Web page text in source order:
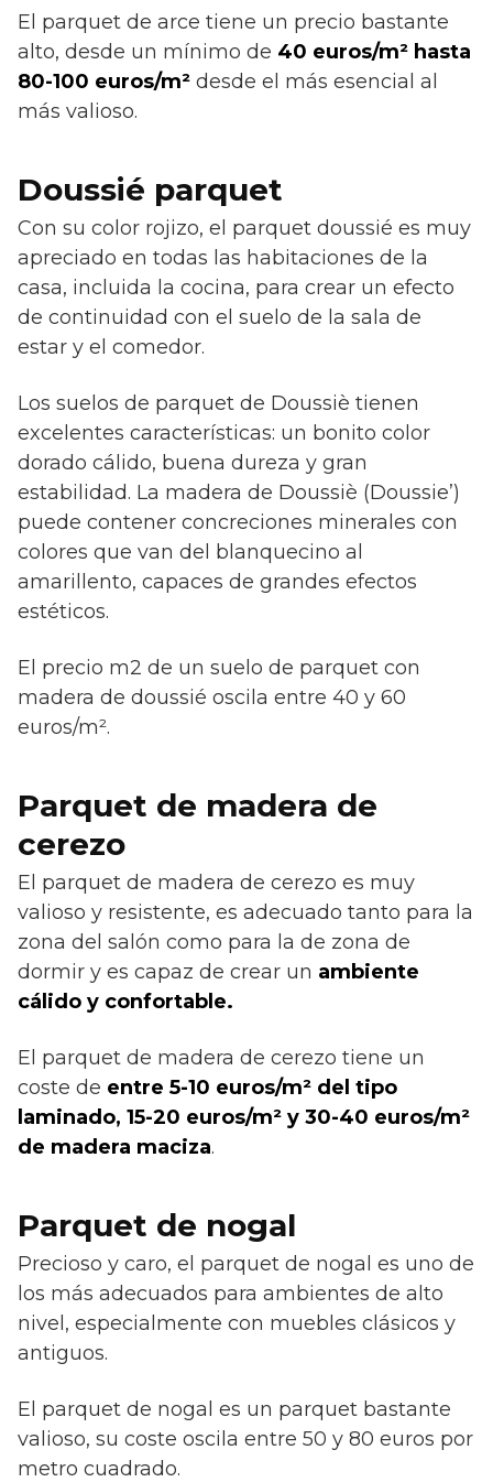
El parquet de arce tiene un precio bastante
alto, desde un mínimo de 40 euros/m² hasta
80-100 euros/m² desde el más esencial al
más valioso.
Doussié parquet
Con su color rojizo, el parquet doussié es muy
apreciado en todas las habitaciones de la
casa, incluida la cocina, para crear un efecto
de continuidad con el suelo de la sala de
estar y el comedor.
Los suelos de parquet de Doussiè tienen
excelentes características: un bonito color
dorado cálido, buena dureza y gran
estabilidad. La madera de Doussiè (Doussie’)
puede contener concreciones minerales con
colores que van del blanquecino al
amarillento, capaces de grandes efectos
estéticos.
El precio m2 de un suelo de parquet con
madera de doussié oscila entre 40 y 60
euros/m².
Parquet de madera de
cerezo
El parquet de madera de cerezo es muy
valioso y resistente, es adecuado tanto para la
zona del salón como para la de zona de
dormir y es capaz de crear un ambiente
cálido y confortable.
El parquet de madera de cerezo tiene un
coste de entre 5-10 euros/m² del tipo
laminado, 15-20 euros/m² y 30-40 euros/m²
de madera maciza.
Parquet de nogal
Precioso y caro, el parquet de nogal es uno de
los más adecuados para ambientes de alto
nivel, especialmente con muebles clásicos y
antiguos.
El parquet de nogal es un parquet bastante
valioso, su coste oscila entre 50 y 80 euros por
metro cuadrado.